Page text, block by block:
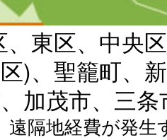
、東区、中央
)、聖籠町、
加茂市、三
遠隔地経費が発